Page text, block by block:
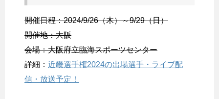
開催日程：2024/9/26（木）～9/29（日）
開催地：大阪
会場：大阪府立臨海スポーツセンター
詳細： 近畿選手権2024の出場選手・ライブ配
信・放送予定！